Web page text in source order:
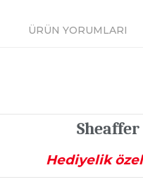
ÜRÜN YORUMLARI
Hediyelik